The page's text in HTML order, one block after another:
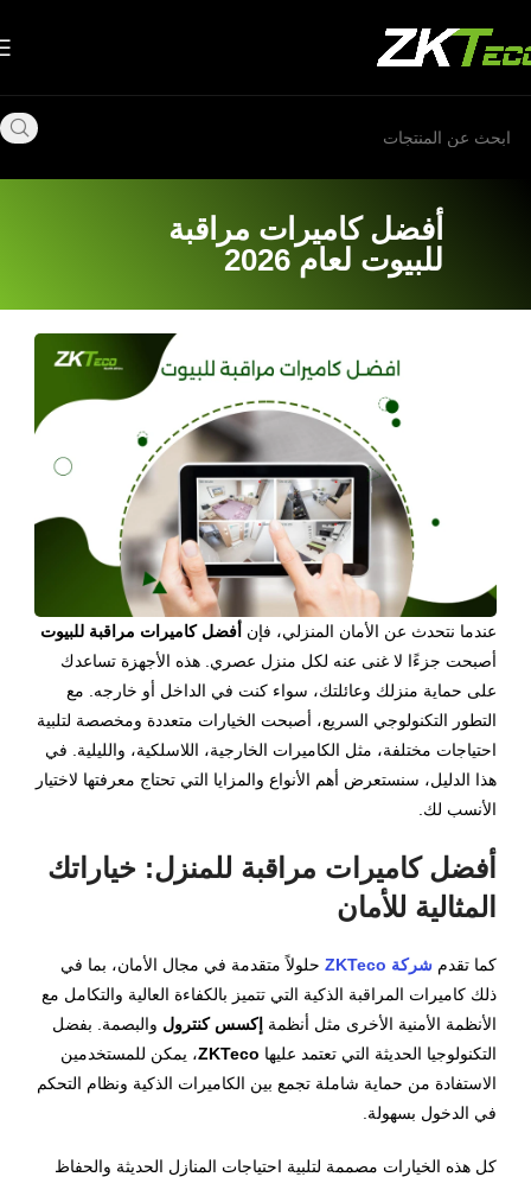
أفضل كاميرات مراقبة
للبيوت لعام 2026
عندما نتحدث عن الأمان المنزلي، فإن أفضل كاميرات مراقبة للبيوت
أصبحت جزءًا لا غنى عنه لكل منزل عصري. هذه الأجهزة تساعدك
على حماية منزلك وعائلتك، سواء كنت في الداخل أو خارجه. مع
التطور التكنولوجي السريع، أصبحت الخيارات متعددة ومخصصة لتلبية
احتياجات مختلفة، مثل الكاميرات الخارجية، اللاسلكية، والليلية. في
هذا الدليل، سنستعرض أهم الأنواع والمزايا التي تحتاج معرفتها لاختيار
الأنسب لك.
أفضل كاميرات مراقبة للمنزل: خياراتك
المثالية للأمان
كما تقدم شركة ZKTeco
حلولاً متقدمة في مجال الأمان، بما في
ذلك كاميرات المراقبة الذكية التي تتميز بالكفاءة العالية والتكامل مع
الأنظمة الأمنية الأخرى مثل أنظمة إكسس كنترول والبصمة. بفضل
التكنولوجيا الحديثة التي تعتمد عليها ZKTeco، يمكن للمستخدمين
الاستفادة من حماية شاملة تجمع بين الكاميرات الذكية ونظام التحكم
في الدخول بسهولة.
كل هذه الخيارات مصممة لتلبية احتياجات المنازل الحديثة والحفاظ